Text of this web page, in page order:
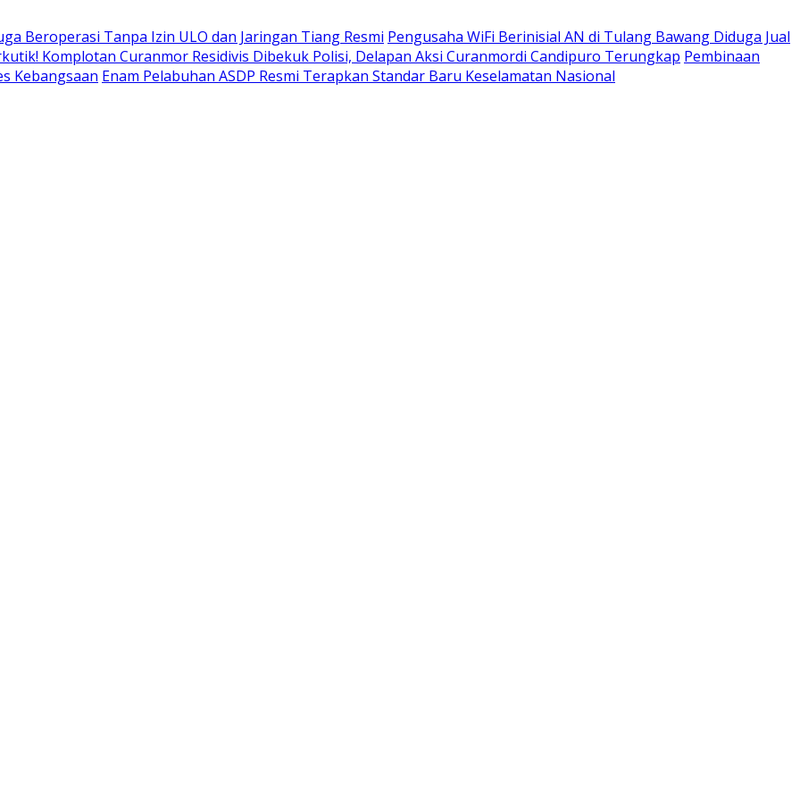
Beroperasi Tanpa Izin ULO dan Jaringan Tiang Resmi Pengusaha WiFi Berinisial AN di Tulang Bawang Diduga Jual
Komplotan Curanmor Residivis Dibekuk Polisi, Delapan Aksi Curanmordi Candipuro Terungkap Pembinaan
Kebangsaan Enam Pelabuhan ASDP Resmi Terapkan Standar Baru Keselamatan Nasional